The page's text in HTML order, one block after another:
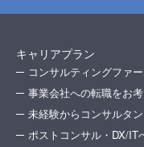
キャリアプラン
コンサルティングファ
事業会社への転職をお
未経験からコンサルタ
ポストコンサル・DX/IT